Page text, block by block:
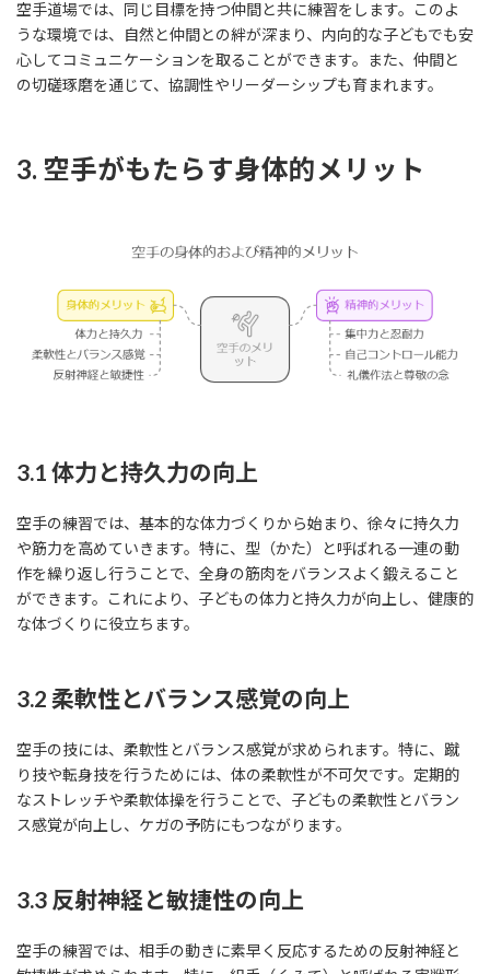
空手道場では、同じ目標を持つ仲間と共に練習をします。このよ
うな環境では、自然と仲間との絆が深まり、内向的な子どもでも安
心してコミュニケーションを取ることができます。また、仲間と
の切磋琢磨を通じて、協調性やリーダーシップも育まれます。
3. 空手がもたらす身体的メリット
3.1 体力と持久力の向上
空手の練習では、基本的な体力づくりから始まり、徐々に持久力
や筋力を高めていきます。特に、型（かた）と呼ばれる一連の動
作を繰り返し行うことで、全身の筋肉をバランスよく鍛えること
ができます。これにより、子どもの体力と持久力が向上し、健康的
な体づくりに役立ちます。
3.2 柔軟性とバランス感覚の向上
空手の技には、柔軟性とバランス感覚が求められます。特に、蹴
り技や転身技を行うためには、体の柔軟性が不可欠です。定期的
なストレッチや柔軟体操を行うことで、子どもの柔軟性とバラン
ス感覚が向上し、ケガの予防にもつながります。
3.3 反射神経と敏捷性の向上
空手の練習では、相手の動きに素早く反応するための反射神経と